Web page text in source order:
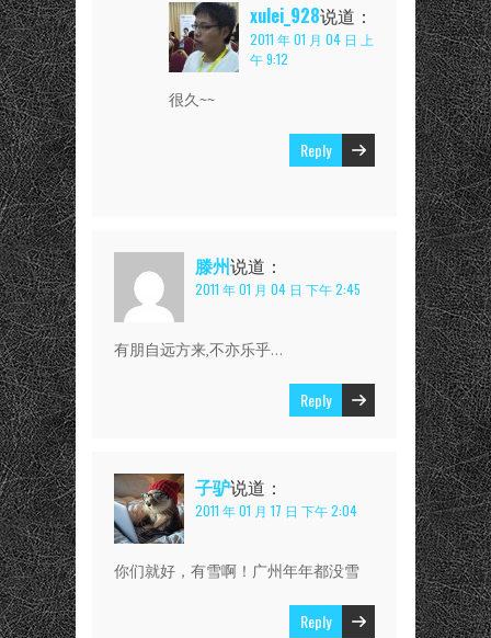
xulei_928说道：
2011 年 01 月 04 日 上
午 9:12
很久~~
Reply
滕州说道：
2011 年 01 月 04 日 下午 2:45
有朋自远方来,不亦乐乎…
Reply
子驴说道：
2011 年 01 月 17 日 下午 2:04
你们就好，有雪啊！广州年年都没雪
Reply